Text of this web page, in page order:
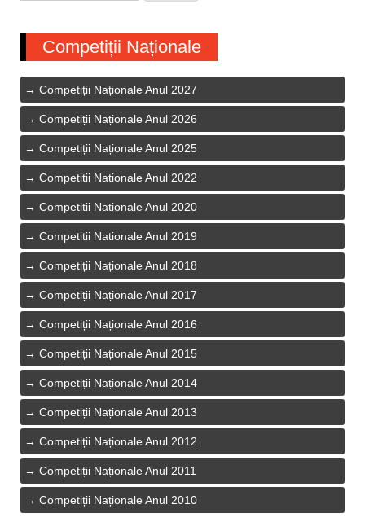
Competiții Naționale
Competiții Naționale Anul 2027
Competiții Naționale Anul 2026
Competiții Naționale Anul 2025
Competitii Nationale Anul 2022
Competitii Nationale Anul 2020
Competitii Nationale Anul 2019
Competiții Naționale Anul 2018
Competiții Naționale Anul 2017
Competiții Naționale Anul 2016
Competiții Naționale Anul 2015
Competiții Naționale Anul 2014
Competiții Naționale Anul 2013
Competiții Naționale Anul 2012
Competiții Naționale Anul 2011
Competiții Naționale Anul 2010